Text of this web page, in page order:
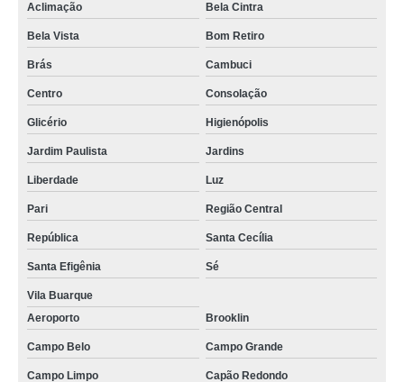
Aclimação Bela Cintra
Bela Vista Bom Retiro
Brás Cambuci
Centro Consolação
Glicério Higienópolis
Jardim Paulista Jardins
Liberdade Luz
Pari Região Central
República Santa Cecília
Santa Efigênia Sé
Vila Buarque
Aeroporto
Brooklin
Campo Belo Campo Grande
Campo Limpo Capão Redondo